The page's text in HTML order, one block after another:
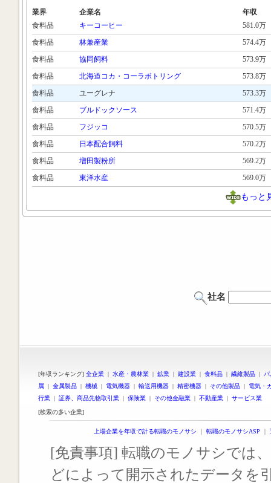
業界 企業名
年収
食料品
キーコーヒー
581.0万
食料品
林兼産業
574.4万
食料品
協同飼料
573.9万
食料品
北海道コカ・コーラボトリング
573.8万
食料品
ユーグレナ
573.3万
食料品
ブルドックソース
571.4万
食料品
フジッコ
570.5万
食料品
日本配合飼料
570.2万
食料品
増田製粉所
569.2万
食料品
東洋水産 569.0万
もっと
社名
[年収ランキング] 全企業 | 水産・農林業 | 鉱業 | 建設業 | 食料品 | 繊維製品 |
属 | 金属製品 | 機械 | 電気機器 | 輸送用機器 | 精密機器 | その他製品 | 電気・
行業 | 証券、商品先物取引業 | 保険業 | その他金融業 | 不動産業 | サービス業
[検索の多い企業]
上場企業を年収で計る転職のモノサシ ｜ 転職のモノサシASP ｜
[免責事項] 転職のモノサシでは
どによって開示されたデータを